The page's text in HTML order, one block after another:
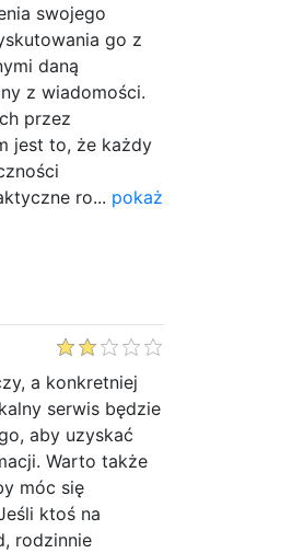
swojego
go z
daną
z wiadomości.
przez
jest to, że każdy
ro... pokaż
a konkretniej
serwis będzie
aby uzyskać
Warto także
móc się
ktoś na
rodzinnie